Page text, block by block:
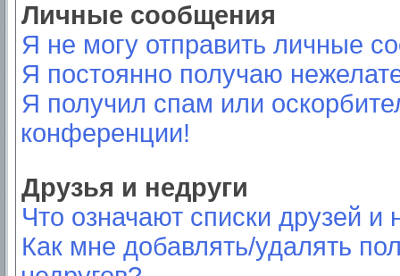
Личные сообщения
Я не могу отправить личные
Я постоянно получаю
Я получил спам или
конференции!
Друзья и недруги
Что означают списки друзей и
Как мне добавлять/удалять